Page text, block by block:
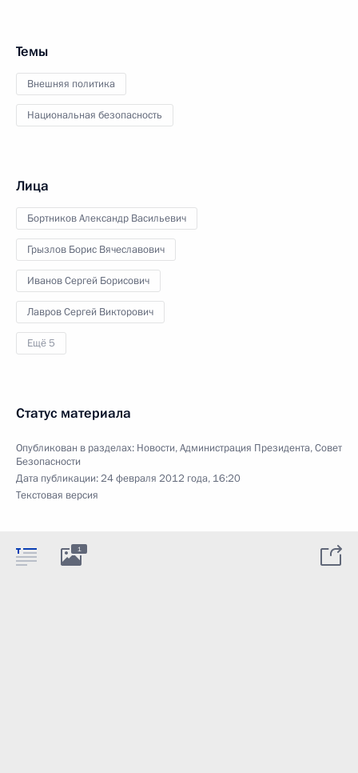
Темы
Внешняя политика
Национальная безопасность
Лица
Бортников Александр Васильевич
Грызлов Борис Вячеславович
Иванов Сергей Борисович
Лавров Сергей Викторович
Ещё 5
Статус материала
Опубликован в разделах: Новости,Администрация Президента,Совет
Безопасности
Дата публикации:24 февраля 2012 года, 16:20
Текстовая версия
1